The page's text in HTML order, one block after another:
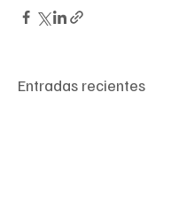
Entradas recientes